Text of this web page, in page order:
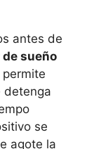
antes de
sueño
detenga
se
agote la